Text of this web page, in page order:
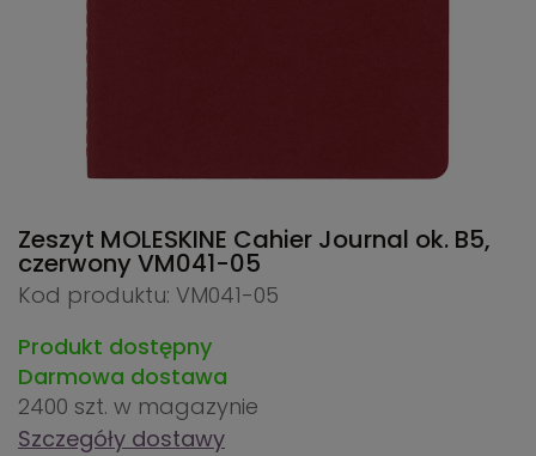
Zeszyt MOLESKINE Cahier Journal ok. B5,
czerwonyVM041-05
Kod produktu: VM041-05
Produkt dostępny
Darmowa dostawa
2400 szt. w magazynie
Szczegóły dostawy